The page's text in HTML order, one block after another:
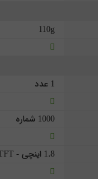
110g
1 عدد
1000 شماره
1.8 اینچی - Full Dot TFT رنگی - 65K و 260 × 128 پیکسل